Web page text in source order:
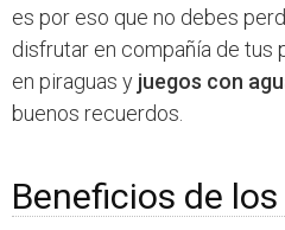
es por eso que no debes
disfrutar en compañía de tus
en piraguas y juegos con
buenos recuerdos.
Beneficios de